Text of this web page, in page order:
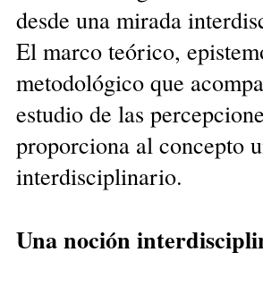
desde una mirada
El marco teórico,
metodológico que
estudio de las
proporciona al concepto
interdisciplinario.
Una noción